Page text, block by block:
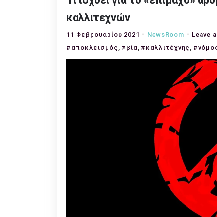
καλλιτεχνών
11 Φεβρουαρίου 2021 NewsRoom Leave
#αποκλεισμός , #βία, #καλλιτέχνης ,